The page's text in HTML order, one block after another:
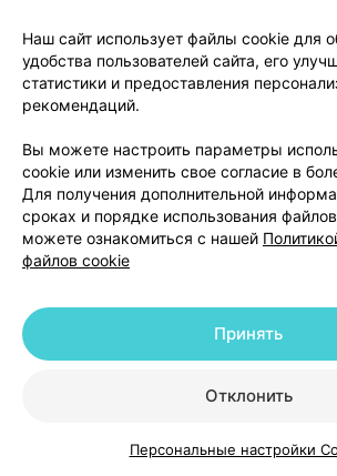
КаталогКорзинаИзбранное
истечении срока годности,
картонной пачке и контурной
При указании срока годности
последний день указанного месяца.
Хранить при температуре не выше
Не следует спускать лекарства в
или в канализацию. Спросите у
избавиться от лекарств, прием
среды.
Дополнительная информация
Активным компонентом является
Наш сайт использует файлы cookie для
удобства пользователей сайта, его
статистики и предоставления
рекомендаций.
Вы можете настроить параметры
cookie или изменить свое согласие в
Для получения дополнительной
сроках и порядке использования
можете ознакомиться с нашей
файлов cookie
Отклонить
Принять
Персональные настройки